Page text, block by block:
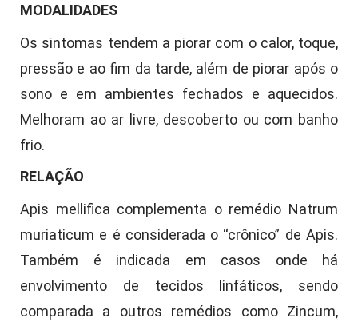
MODALIDADES
Os sintomas tendem a piorar com o calor, toque,
pressão e ao fim da tarde, além de piorar após o
sono e em ambientes fechados e aquecidos.
Melhoram ao ar livre, descoberto ou com banho
frio.
RELAÇÃO
Apis mellifica complementa o remédio Natrum
muriaticum e é considerada o “crônico” de Apis.
Também é indicada em casos onde há
envolvimento de tecidos linfáticos, sendo
comparada a outros remédios como Zincum,